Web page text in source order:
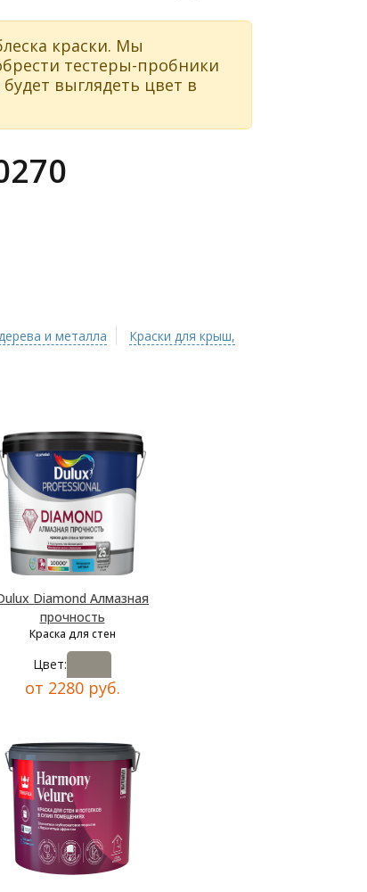
краски. Мы
тестеры-пробники
выглядеть цвет в
и металла
Краски для крыш,
Diamond Алмазная
прочность
Краска для стен
Цвет:
от 2280 руб.